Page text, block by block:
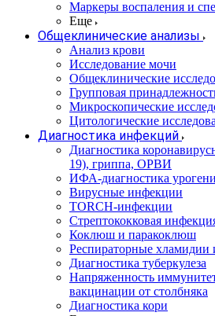
Маркеры воспаления и
Еще
Общеклинические анализы
Анализ крови
Исследование мочи
Общеклинические
Групповая
Микроскопические
Цитологические
Диагностика инфекций
Диагностика
19), гриппа, ОРВИ
ИФА-диагностика
Вирусные инфекции
TORCH-инфекции
Стрептококковая
Коклюш и паракоклюш
Респираторные хламидии
Диагностика туберкулеза
Напряженность
вакцинации от столбняка
Диагностика кори